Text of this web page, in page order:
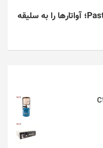
بازی/ Pastel Friends؛ آواتارها را به سلیقه